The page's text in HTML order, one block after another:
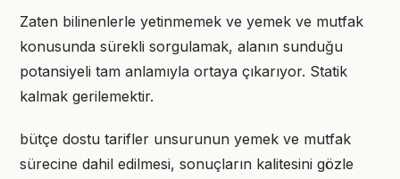
Zaten bilinenlerle yetinmemek ve yemek ve mutfak
konusunda sürekli sorgulamak, alanın sunduğu
potansiyeli tam anlamıyla ortaya çıkarıyor. Statik
kalmak gerilemektir.
bütçe dostu tarifler unsurunun yemek ve mutfak
sürecine dahil edilmesi, sonuçların kalitesini gözle